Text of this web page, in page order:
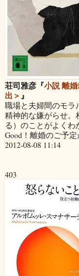
荘司雅彦『小説 離
出＞』
職場と夫婦間のモラ
精神的な嫌がらせ。
る）のことがよく
Good！離婚のご予
2012-08-08 11:14
403